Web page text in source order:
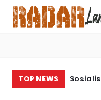
TOP NEWS
Damai